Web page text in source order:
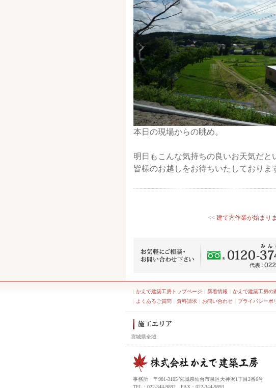
本日の現場からの眺め。
明日もこんな気持ちの良いお天気だと
皆様のお越しをお待ちいたしておりま
<< 建て方作業が始まりま
かえで建築工房トップページ 新着情報 かえで建築工房の
よくあるご質問 資料請求 お問い合わせ プライバシーポ
宮城県全域
事務所 〒981-3105 宮城県仙台市泉区天神沢1丁目2番6号
TEL：022-344-9892 FAX：022-344-9893